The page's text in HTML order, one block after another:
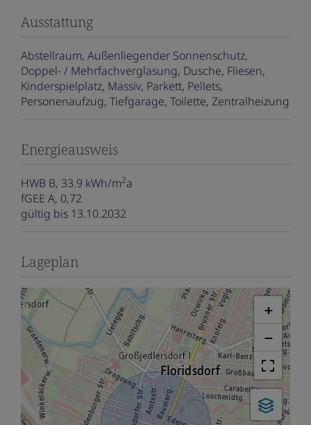
Ausstattung
Abstellraum Außenliegender Sonnenschutz
Doppel- / Mehrfachverglasung Dusche Fliesen
Kinderspielplatz Massiv Parkett Pellets
Personenaufzug Tiefgarage Toilette Zentralheizung
Energieausweis
HWB B, 33.9 kWh/m2a
fGEE A, 0,72
gültig bis 13.10.2032
Lageplan
+
−